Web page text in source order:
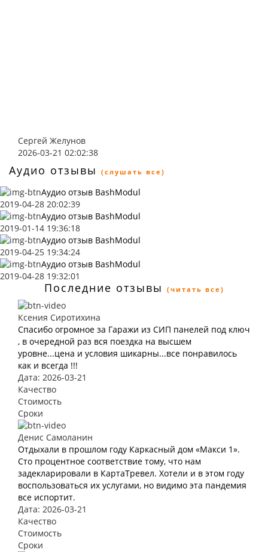
Сергей Желунов
2026-03-21 02:02:38
Аудио отзывы (слушать все)
Аудио отзыв BashModul
2019-04-28 20:02:39
Аудио отзыв BashModul
2019-01-14 19:36:18
Аудио отзыв BashModul
2019-04-25 19:34:24
Аудио отзыв BashModul
2019-04-28 19:32:01
Последние отзывы (читать все)
Ксения Сиротихина
Спасибо огромное за Гаражи из СИП панелей под ключ
, в очередной раз вся поездка на высшем
уровне...цена и условия шикарны...все понравилось
как и всегда !!!
Дата: 2026-03-21
Качество
Стоимость
Сроки
Денис Самоланин
Отдыхали в прошлом году Каркасный дом «Макси 1».
Сто процентное соответствие тому, что нам
задекларировали в КартаТревел. Хотели и в этом году
воспользоваться их услугами, но видимо эта пандемия
все испортит.
Дата: 2026-03-21
Качество
Стоимость
Сроки